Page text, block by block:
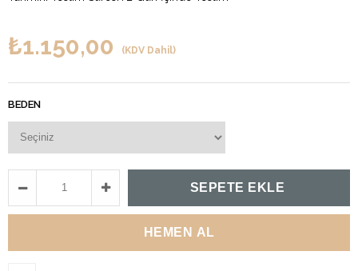
₺1.150,00 (KDV Dahil)
BEDEN